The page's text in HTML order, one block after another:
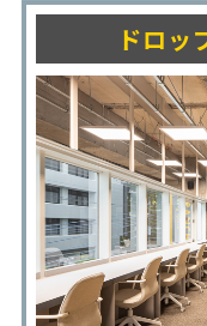
ドロッ